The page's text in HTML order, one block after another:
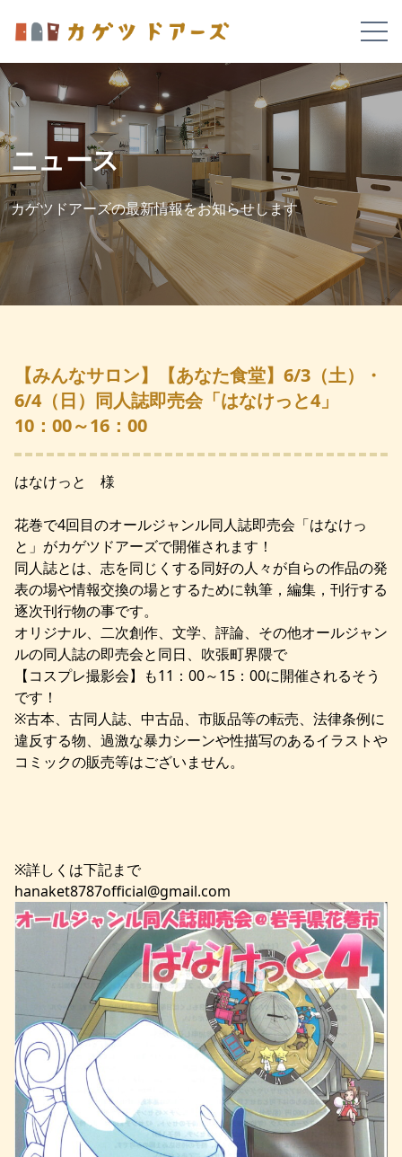
ニュース
カゲツドアーズの最新情報をお知らせします
【みんなサロン】【あなた食堂】6/3（土）・
6/4（日）同人誌即売会「はなけっと4」
10：00～16：00
はなけっと 様
花巻で4回目のオールジャンル同人誌即売会「はなけっ
と」がカゲツドアーズで開催されます！
同人誌とは、志を同じくする同好の人々が自らの作品の発
表の場や情報交換の場とするために執筆，編集，刊行する
逐次刊行物の事です。
オリジナル、二次創作、文学、評論、その他オールジャン
ルの同人誌の即売会と同日、吹張町界隈で
【コスプレ撮影会】も11：00～15：00に開催されるそう
です！
※古本、古同人誌、中古品、市販品等の転売、法律条例に
違反する物、過激な暴力シーンや性描写のあるイラストや
コミックの販売等はございません。
※詳しくは下記まで
hanaket8787official@gmail.com